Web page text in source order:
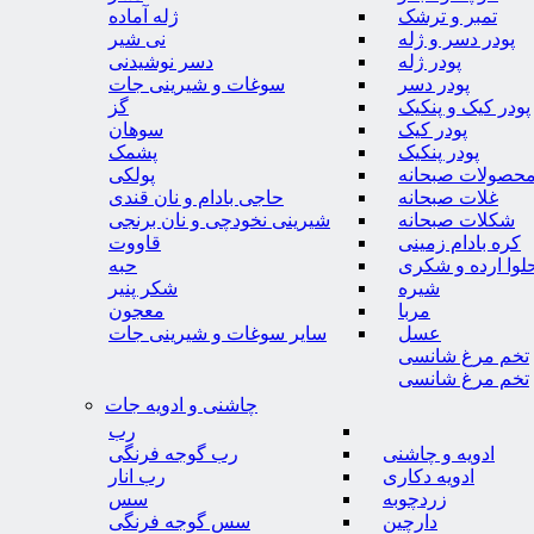
تمبر و ترشک
پودر دسر و ژله
پودر ژله
پودر دسر
پودر کیک و پنکیک
پودر کیک
پودر پنکیک
صبحانه
غلات صبحانه
شکلات صبحانه
کره بادام زمینی
ارده و شکری
شیره
مربا
عسل
تخم مرغ شانسی
تخم مرغ شانسی
ژله آماده
نی شیر
دسر نوشیدنی
سوغات و شیرینی جات
گز
سوهان
پشمک
پولکی
حاجی بادام و نان قندی
شیرینی نخودچی و نان برنجی
قاووت
حبه
شکر پنیر
معجون
سایر سوغات و شیرینی جات
چاشنی و ادویه جات
ادویه و چاشنی
ادویه دکاری
زردچوبه
دارچین
رب
رب گوجه فرنگی
رب انار
سس
سس گوجه فرنگی